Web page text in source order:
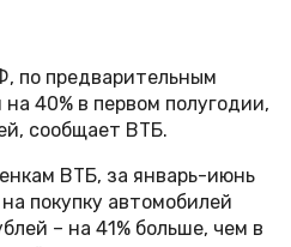
по предварительным
40% в первом полугодии,
сообщает ВТБ.
ВТБ, за январь-июнь
покупку автомобилей
– на 41% больше, чем в